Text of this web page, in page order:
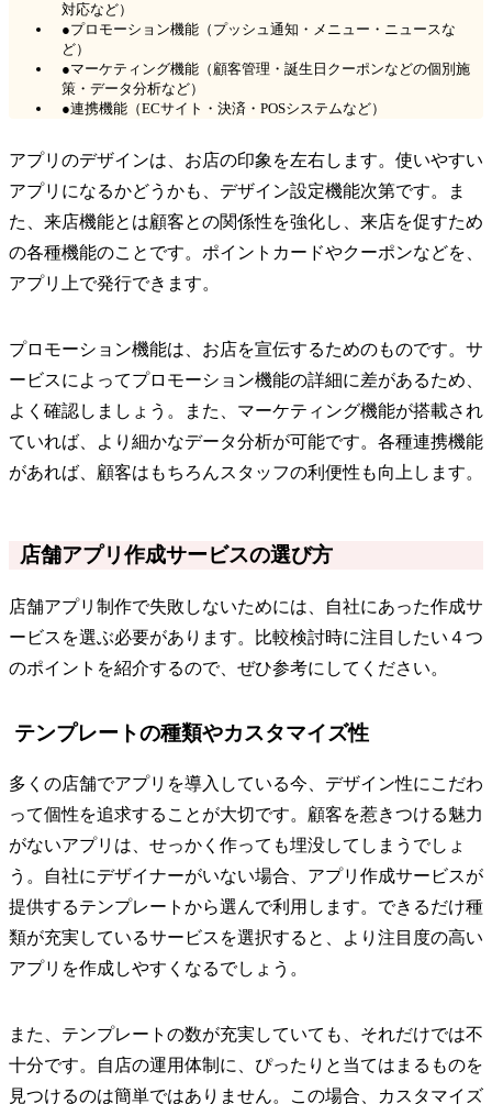
対応など）
●プロモーション機能（プッシュ通知・メニュー・ニュースな
ど）
●マーケティング機能（顧客管理・誕生日クーポンなどの個別施
策・データ分析など）
●連携機能（ECサイト・決済・POSシステムなど）
アプリのデザインは、お店の印象を左右します。使いやすい
アプリになるかどうかも、デザイン設定機能次第です。ま
た、来店機能とは顧客との関係性を強化し、来店を促すため
の各種機能のことです。ポイントカードやクーポンなどを、
アプリ上で発行できます。
プロモーション機能は、お店を宣伝するためのものです。サ
ービスによってプロモーション機能の詳細に差があるため、
よく確認しましょう。また、マーケティング機能が搭載され
ていれば、より細かなデータ分析が可能です。各種連携機能
があれば、顧客はもちろんスタッフの利便性も向上します。
店舗アプリ作成サービスの選び方
店舗アプリ制作で失敗しないためには、自社にあった作成サ
ービスを選ぶ必要があります。比較検討時に注目したい４つ
のポイントを紹介するので、ぜひ参考にしてください。
テンプレートの種類やカスタマイズ性
多くの店舗でアプリを導入している今、デザイン性にこだわ
って個性を追求することが大切です。顧客を惹きつける魅力
がないアプリは、せっかく作っても埋没してしまうでしょ
う。自社にデザイナーがいない場合、アプリ作成サービスが
提供するテンプレートから選んで利用します。できるだけ種
類が充実しているサービスを選択すると、より注目度の高い
アプリを作成しやすくなるでしょう。
また、テンプレートの数が充実していても、それだけでは不
十分です。自店の運用体制に、ぴったりと当てはまるものを
見つけるのは簡単ではありません。この場合、カスタマイズ